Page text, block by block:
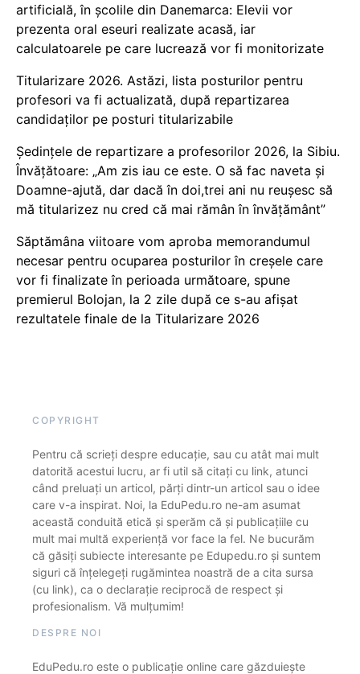
artificială, în școlile din Danemarca: Elevii vor
prezenta oral eseuri realizate acasă, iar
calculatoarele pe care lucrează vor fi monitorizate
Titularizare 2026. Astăzi, lista posturilor pentru
profesori va fi actualizată, după repartizarea
candidaților pe posturi titularizabile
Ședințele de repartizare a profesorilor 2026, la Sibiu.
Învățătoare: „Am zis iau ce este. O să fac naveta și
Doamne-ajută, dar dacă în doi,trei ani nu reușesc să
mă titularizez nu cred că mai rămân în învățământ”
Săptămâna viitoare vom aproba memorandumul
necesar pentru ocuparea posturilor în creșele care
vor fi finalizate în perioada următoare, spune
premierul Bolojan, la 2 zile după ce s-au afișat
rezultatele finale de la Titularizare 2026
COPYRIGHT
Pentru că scrieți despre educație, sau cu atât mai mult
datorită acestui lucru, ar fi util să citați cu link, atunci
când preluați un articol, părți dintr-un articol sau o idee
care v-a inspirat. Noi, la EduPedu.ro ne-am asumat
această conduită etică și sperăm că și publicațiile cu
mult mai multă experiență vor face la fel. Ne bucurăm
că găsiți subiecte interesante pe Edupedu.ro și suntem
siguri că înțelegeți rugămintea noastră de a cita sursa
(cu link), ca o declarație reciprocă de respect și
profesionalism. Vă mulțumim!
DESPRE NOI
EduPedu.ro este o publicație online care găzduiește